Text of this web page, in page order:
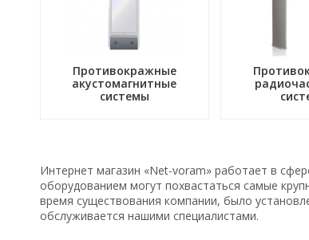
Противокражные
акустомагнитные
системы
Интернет магазин «Net-voram» работает в
оборудованием могут похвастаться самые
время существования компании, было
обслуживается нашими специалистами.